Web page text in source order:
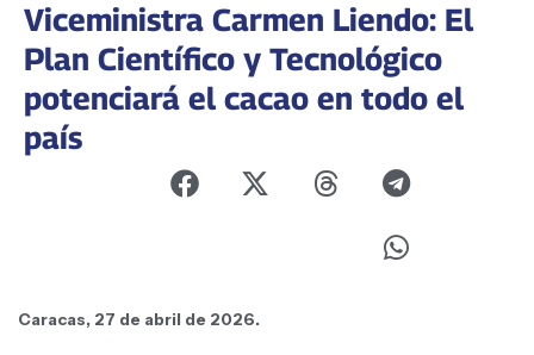
Viceministra Carmen Liendo: El
Plan Científico y Tecnológico
potenciará el cacao en todo el
país
Caracas, 27 de abril de 2026.